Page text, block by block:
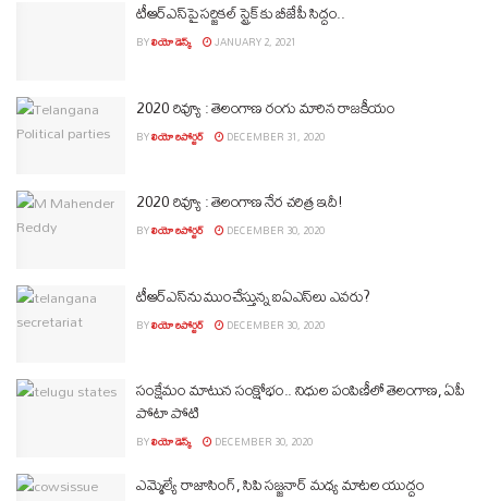
టీఆర్ఎస్‌పై స‌ర్జిక‌ల్ స్ట్రైక్‌కు బీజేపీ సిద్ధం..
BYలియో డెస్క్ JANUARY 2, 2021
2020 రివ్యూ : తెలంగాణ రంగు మారిన రాజకీయం
BYలియో రిపోర్టర్ DECEMBER 31, 2020
2020 రివ్యూ : తెలంగాణ నేర చరిత్ర ఇదీ!
BYలియో రిపోర్టర్ DECEMBER 30, 2020
టీఆర్ఎస్‌ను ముంచేస్తున్న ఐఏఎస్‌లు ఎవరు?
BYలియో రిపోర్టర్ DECEMBER 30, 2020
సంక్షేమం మాటున సంక్షోభం.. నిధుల పంపిణీలో తెలంగాణ, ఏపీ
పోటా పోటి
BYలియో డెస్క్ DECEMBER 30, 2020
ఎమ్మెల్యే రాజాసింగ్, సిపి సజ్జనార్ మధ్య మాటల యుద్ధం